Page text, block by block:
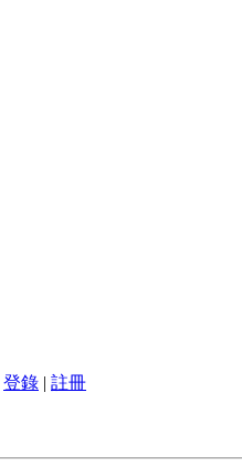
登錄 | 註冊